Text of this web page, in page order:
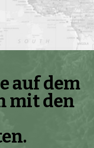
auf dem
mit den